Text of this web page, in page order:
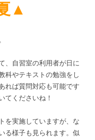
▲
、自習室の利用者が日に
科やテキストの勉強をし
れば質問対応も可能です
てくださいね！
を実施していますが、な
る様子も見られます。似